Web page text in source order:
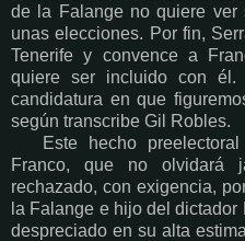
de la Falange no quiere ver
unas elecciones. Por fin,
Tenerife y convence a
quiere ser incluido con
candidatura en que
según transcribe Gil Robles.
Este hecho preelectoral
Franco, que no olvidará
rechazado, con exigencia,
la Falange e hijo del
despreciado en su alta